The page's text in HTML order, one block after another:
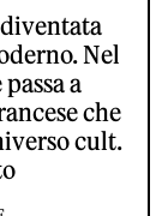
Nel
a
che
cult.